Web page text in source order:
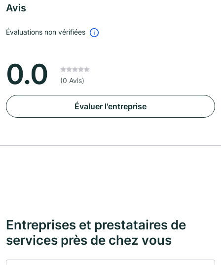
Avis
Évaluations non vérifiées
0.0 (0 Avis)
Évaluer l'entreprise
Entreprises et prestataires de
services près de chez vous